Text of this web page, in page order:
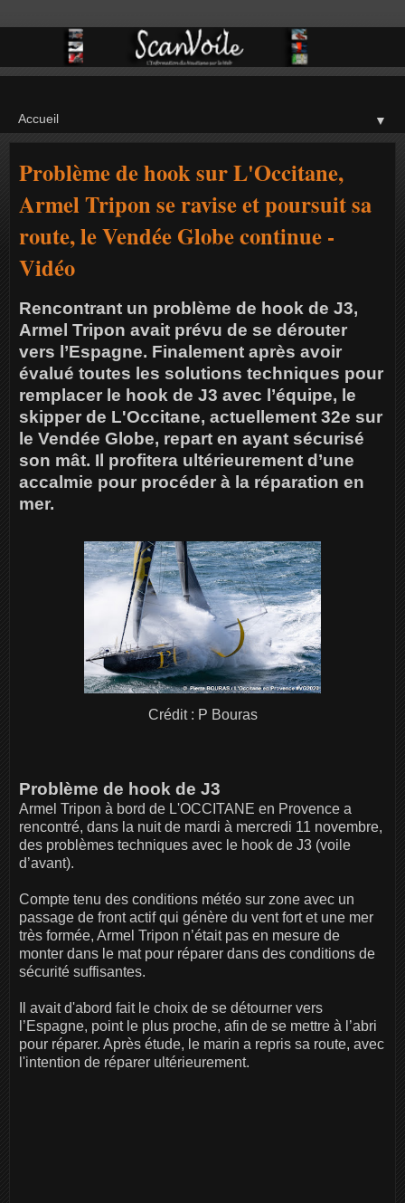
▼
Problème de hook sur L'Occitane,
Armel Tripon se ravise et poursuit sa
route, le Vendée Globe continue -
Vidéo
Rencontrant un problème de hook de J3,
Armel Tripon avait prévu de se dérouter
vers l’Espagne. Finalement après avoir
évalué toutes les solutions techniques pour
remplacer le hook de J3 avec l’équipe, le
skipper de L'Occitane, actuellement 32e sur
le Vendée Globe, repart en ayant sécurisé
son mât. Il profitera ultérieurement d’une
accalmie pour procéder à la réparation en
mer.
Crédit : P Bouras
Problème de hook de J3
Armel Tripon à bord de L'OCCITANE en Provence a
rencontré, dans la nuit de mardi à mercredi 11 novembre,
des problèmes techniques avec le hook de J3 (voile
d’avant).
Compte tenu des conditions météo sur zone avec un
passage de front actif qui génère du vent fort et une mer
très formée, Armel Tripon n’était pas en mesure de
monter dans le mat pour réparer dans des conditions de
sécurité suffisantes.
Il avait d'abord fait le choix de se détourner vers
l’Espagne, point le plus proche, afin de se mettre à l’abri
pour réparer. Après étude, le marin a repris sa route, avec
l'intention de réparer ultérieurement.